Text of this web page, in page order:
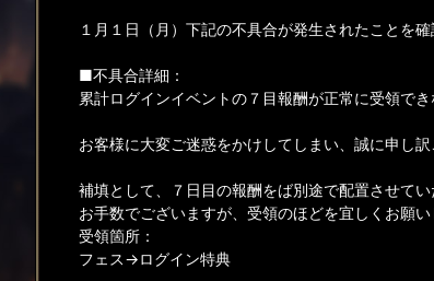
１月１日（月）下記の不具合が発生されたことを確
■不具合詳細：
累計ログインイベントの７目報酬が正常に受領で
お客様に大変ご迷惑をかけしてしまい、誠に申し訳
補填として、７日目の報酬をば別途で配置させてい
お手数でございますが、受領のほどを宜しくお願い
受領箇所：
フェス→ログイン特典